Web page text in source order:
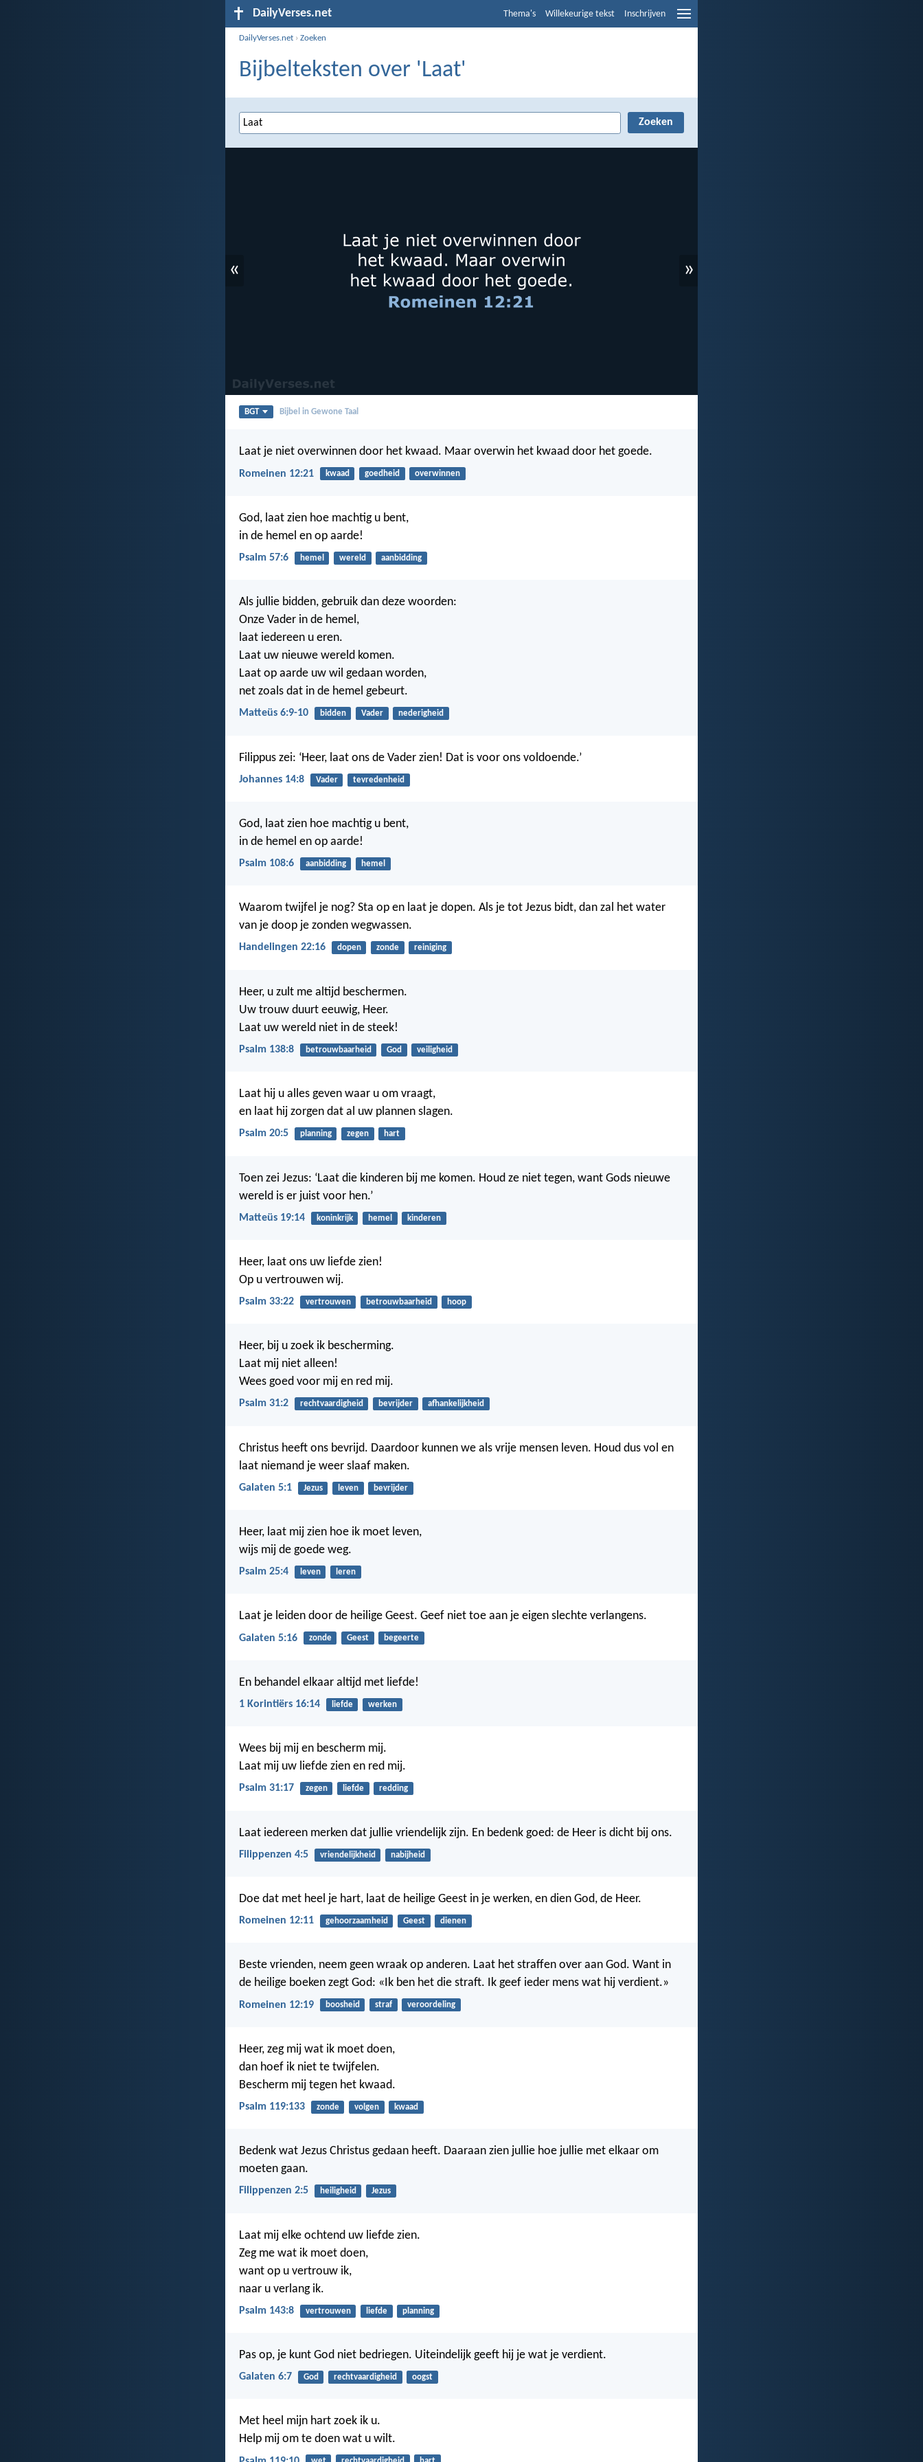
DailyVerses.net Thema's Willekeurige tekst Inschrijven
DailyVerses.net ›Zoeken
Bijbelteksten over 'Laat'
« »
BGT Bijbel in Gewone Taal
Laat je niet overwinnen door het kwaad. Maar overwin het kwaad door het goede.
Romeinen 12:21 kwaad goedheid overwinnen
God, laat zien hoe machtig u bent,
in de hemel en op aarde!
Psalm 57:6 hemel wereld aanbidding
Als jullie bidden, gebruik dan deze woorden:
Onze Vader in de hemel,
laat iedereen u eren.
Laat uw nieuwe wereld komen.
Laat op aarde uw wil gedaan worden,
net zoals dat in de hemel gebeurt.
Matteüs 6:9-10 bidden Vader nederigheid
Filippus zei: ‘Heer, laat ons de Vader zien! Dat is voor ons voldoende.’
Johannes 14:8 Vader tevredenheid
God, laat zien hoe machtig u bent,
in de hemel en op aarde!
Psalm 108:6 aanbidding hemel
Waarom twijfel je nog? Sta op en laat je dopen. Als je tot Jezus bidt, dan zal het water
van je doop je zonden wegwassen.
Handelingen 22:16 dopen zonde reiniging
Heer, u zult me altijd beschermen.
Uw trouw duurt eeuwig, Heer.
Laat uw wereld niet in de steek!
Psalm 138:8 betrouwbaarheid God veiligheid
Laat hij u alles geven waar u om vraagt,
en laat hij zorgen dat al uw plannen slagen.
Psalm 20:5 planning zegen hart
Toen zei Jezus: ‘Laat die kinderen bij me komen. Houd ze niet tegen, want Gods nieuwe
wereld is er juist voor hen.’
Matteüs 19:14 koninkrijk hemel kinderen
Heer, laat ons uw liefde zien!
Op u vertrouwen wij.
Psalm 33:22 vertrouwen betrouwbaarheid hoop
Heer, bij u zoek ik bescherming.
Laat mij niet alleen!
Wees goed voor mij en red mij.
Psalm 31:2 rechtvaardigheid bevrijder afhankelijkheid
Christus heeft ons bevrijd. Daardoor kunnen we als vrije mensen leven. Houd dus vol en
laat niemand je weer slaaf maken.
Galaten 5:1 Jezus leven bevrijder
Heer, laat mij zien hoe ik moet leven,
wijs mij de goede weg.
Psalm 25:4 leven leren
Laat je leiden door de heilige Geest. Geef niet toe aan je eigen slechte verlangens.
Galaten 5:16 zonde Geest begeerte
En behandel elkaar altijd met liefde!
1 Korintiërs 16:14 liefde werken
Wees bij mij en bescherm mij.
Laat mij uw liefde zien en red mij.
Psalm 31:17 zegen liefde redding
Laat iedereen merken dat jullie vriendelijk zijn. En bedenk goed: de Heer is dicht bij ons.
Filippenzen 4:5 vriendelijkheid nabijheid
Doe dat met heel je hart, laat de heilige Geest in je werken, en dien God, de Heer.
Romeinen 12:11 gehoorzaamheid Geest dienen
Beste vrienden, neem geen wraak op anderen. Laat het straffen over aan God. Want in
de heilige boeken zegt God: «Ik ben het die straft. Ik geef ieder mens wat hij verdient.»
Romeinen 12:19 boosheid straf veroordeling
Heer, zeg mij wat ik moet doen,
dan hoef ik niet te twijfelen.
Bescherm mij tegen het kwaad.
Psalm 119:133 zonde volgen kwaad
Bedenk wat Jezus Christus gedaan heeft. Daaraan zien jullie hoe jullie met elkaar om
moeten gaan.
Filippenzen 2:5 heiligheid Jezus
Laat mij elke ochtend uw liefde zien.
Zeg me wat ik moet doen,
want op u vertrouw ik,
naar u verlang ik.
Psalm 143:8 vertrouwen liefde planning
Pas op, je kunt God niet bedriegen. Uiteindelijk geeft hij je wat je verdient.
Galaten 6:7 God rechtvaardigheid oogst
Met heel mijn hart zoek ik u.
Help mij om te doen wat u wilt.